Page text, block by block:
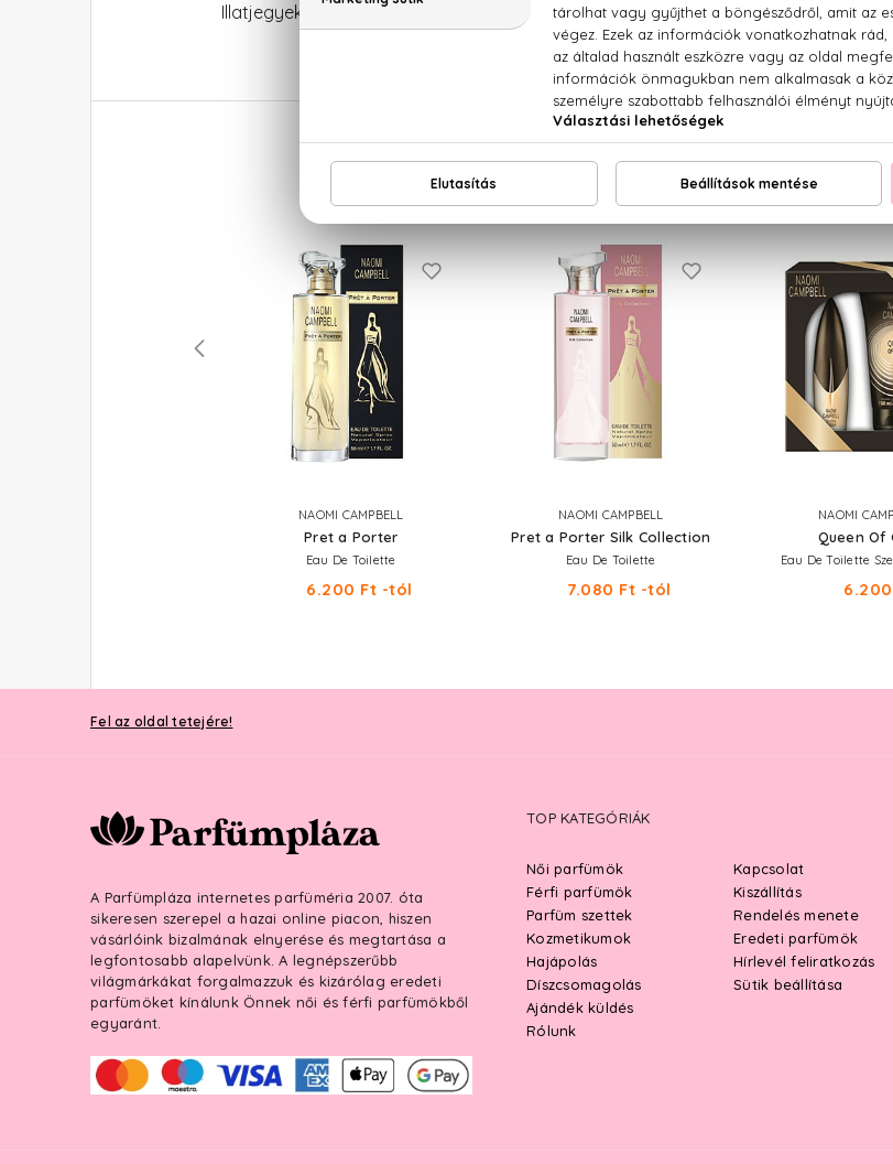
Illatjegyek: Zöld mandarin, nashi körte, piros gyümölcsök, gyöngyvirág, jázmin,
NEKED
NAOMI CAMPBELL
Pret a Porter
Eau De Toilette
6.200 Ft -tól
NAOMI CAMPBELL
Pret a Porter Silk Collection
Eau De Toilette
7.080 Ft -tól
NAOMI
Queen Of
Eau De Toilette
Fel az oldal tetejére!
A Parfümpláza internetes parfüméria 2007. óta
sikeresen szerepel a hazai online piacon, hiszen
vásárlóink bizalmának elnyerése és megtartása a
legfontosabb alapelvünk. A legnépszerűbb
világmárkákat forgalmazzuk és kizárólag eredeti
parfümöket kínálunk Önnek női és férfi parfümökből
egyaránt.
TOP KATEGÓRIÁK
Női parfümök
Férfi parfümök
Parfüm szettek
Kozmetikumok
Hajápolás
Díszcsomagolás
Ajándék küldés
Rólunk
Kapcsolat
Kiszállítás
Rendelés menete
Eredeti parfümök
Hírlevél feliratkozás
Sütik beállítása